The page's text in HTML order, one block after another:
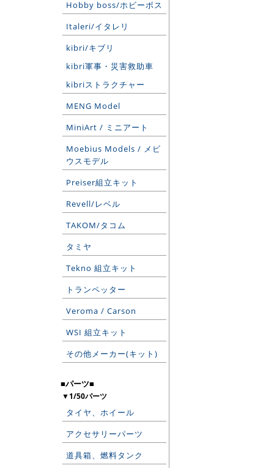
Hobby boss/ホビーボス
Italeri/イタレリ
kibri/キブリ
kibri軍事・災害救助車
kibriストラクチャー
MENG Model
MiniArt / ミニアート
Moebius Models / メビ
ウスモデル
Preiser組立キット
Revell/レベル
TAKOM/タコム
タミヤ
Tekno 組立キット
トランペッター
Veroma / Carson
WSI 組立キット
その他メーカー(キット)
■パーツ■
▼1/50パーツ
タイヤ、ホイール
アクセサリーパーツ
道具箱、燃料タンク